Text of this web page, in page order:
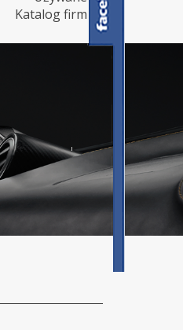
Katalog firm